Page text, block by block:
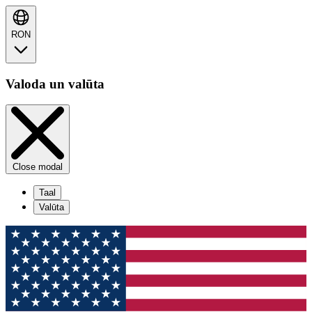
RON
Valoda un valūta
Close modal
Taal
Valūta